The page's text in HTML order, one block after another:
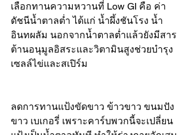
เลือกทานความหวานที่ Low GI คือ ค่า
ดัชนีน้ำตาลต่ำ ได้แก่ น้ำผึ้งชันโรง น้ำ
อินทผลัม นอกจากน้ำตาลต่ำแล้วยังมีสาร
ต้านอนุมูลอิสระและวิตามินสูงช่วยบำรุง
เซลล์ไข่และสเปิร์ม
ลดการทานแป้งขัดขาว ข้าวขาว ขนมปัง
ขาว เบเกอรี่ เพราะคาร์บพวกนี้จะเปลี่ยน